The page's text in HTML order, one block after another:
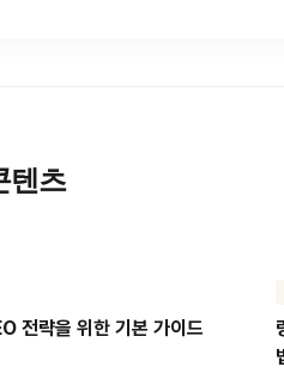
텐츠
전략을 위한 기본 가이드